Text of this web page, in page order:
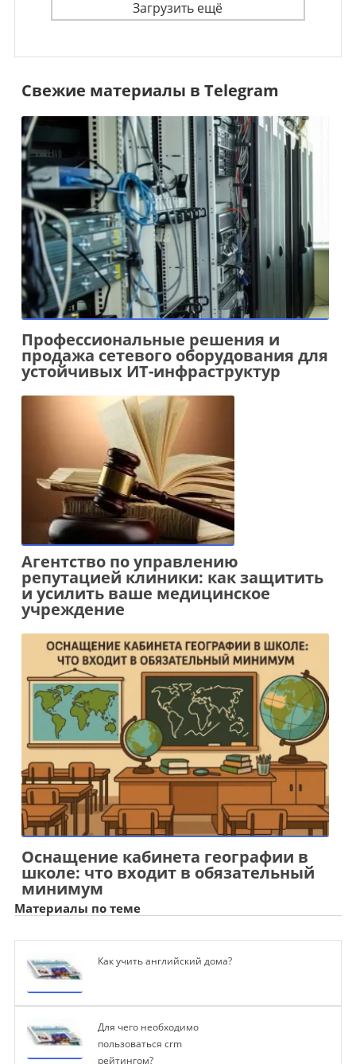
Загрузить ещё
Свежие материалы в Telegram
Профессиональные решения и
продажа сетевого оборудования для
устойчивых ИТ-инфраструктур
Агентство по управлению
репутацией клиники: как защитить
и усилить ваше медицинское
учреждение
Оснащение кабинета географии в
школе: что входит в обязательный
минимум
Материалы по теме
Как учить английский дома?
Для чего необходимо
пользоваться crm
рейтингом?